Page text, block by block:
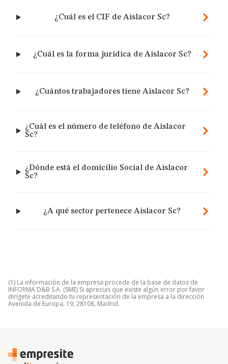
¿Cuál es el CIF de Aislacor Sc?
¿Cuál es la forma jurídica de Aislacor Sc?
¿Cuántos trabajadores tiene Aislacor Sc?
¿Cuál es el número de teléfono de Aislacor
Sc?
¿Dónde está el domicilio Social de Aislacor
Sc?
¿A qué sector pertenece Aislacor Sc?
(1) La información de la empresa procede de la base de datos de
INFORMA D&B S.A. (SME) Si aprecias que existe algún error por favor
dirígete acreditando tu representación de la empresa a la dirección
Avenida de Europa, 19, 28108, Madrid.